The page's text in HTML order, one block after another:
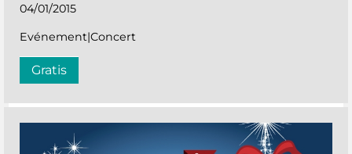
04/01/2015
Evénement|Concert
Gratis